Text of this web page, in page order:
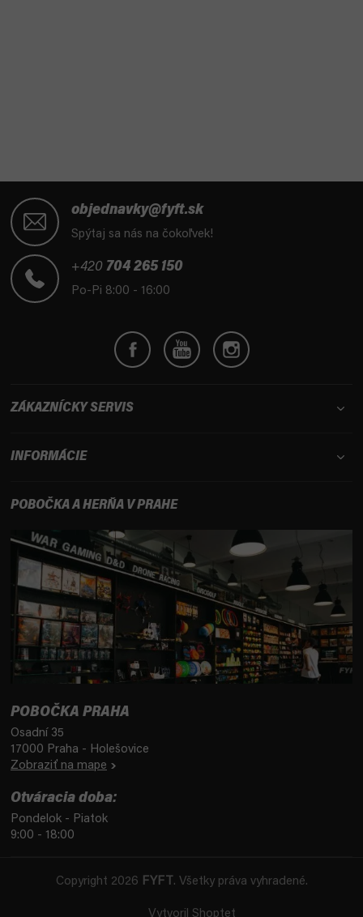
objednavky@fyft.sk
Spýtaj sa nás na čokoľvek!
+420 704 265 150
Po-Pi 8:00 - 16:00
ZÁKAZNÍCKY SERVIS
INFORMÁCIE
POBOČKA A HERŇA V PRAHE
POBOČKA PRAHA
Osadní 35
17000 Praha - Holešovice
Zobraziť na mape
Otváracia doba:
Pondelok - Piatok
9:00 - 18:00
Vytvoril Shoptet
Copyright 2026 FYFT . Všetky práva vyhradené.